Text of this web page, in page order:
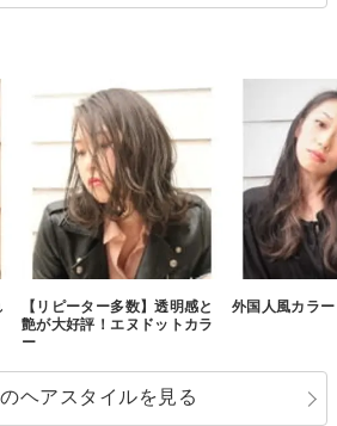
【リピーター多数】透明感と
艶が大好評！エヌドットカラ
ー
外国人風カラー
ヘアスタイルを見る